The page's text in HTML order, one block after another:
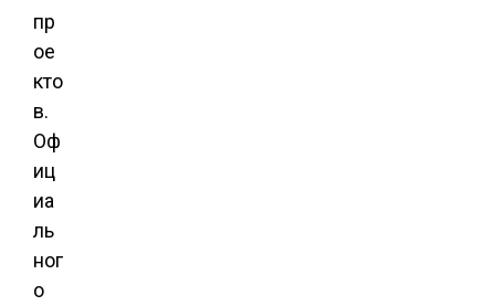
пр
ое
кто
в.
Оф
иц
иа
ль
ног
о